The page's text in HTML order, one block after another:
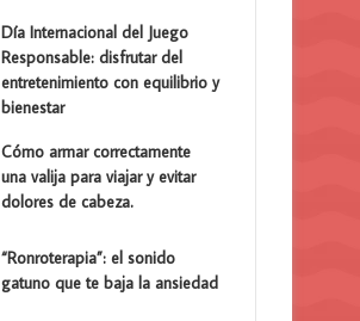
Día Internacional del Juego
Responsable: disfrutar del
entretenimiento con equilibrio y
bienestar
Cómo armar correctamente
una valija para viajar y evitar
dolores de cabeza.
“Ronroterapia”: el sonido
gatuno que te baja la ansiedad